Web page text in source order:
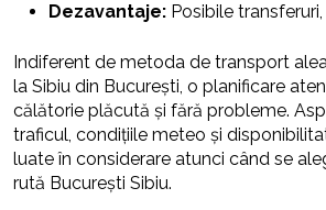
Dezavantaje: Posibile
Indiferent de metoda de transport
la Sibiu din București, o planificare
călătorie plăcută și fără probleme.
traficul, condițiile meteo și
luate în considerare atunci când se
rută București Sibiu.